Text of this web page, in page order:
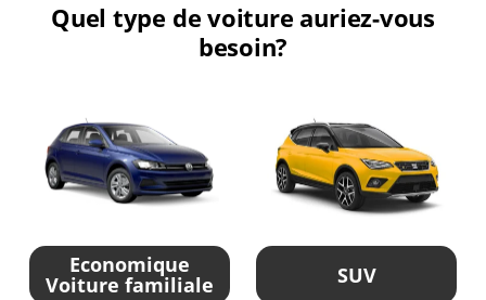
Quel type de voiture auriez-vous
besoin?
Economique
Voiture familiale SUV